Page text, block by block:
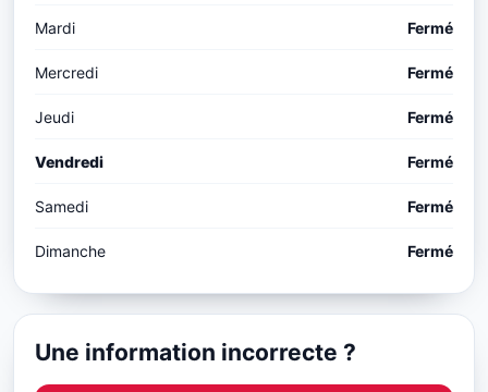
Mardi Fermé
Mercredi Fermé
Jeudi Fermé
Vendredi Fermé
Samedi Fermé
Dimanche Fermé
Une information incorrecte ?